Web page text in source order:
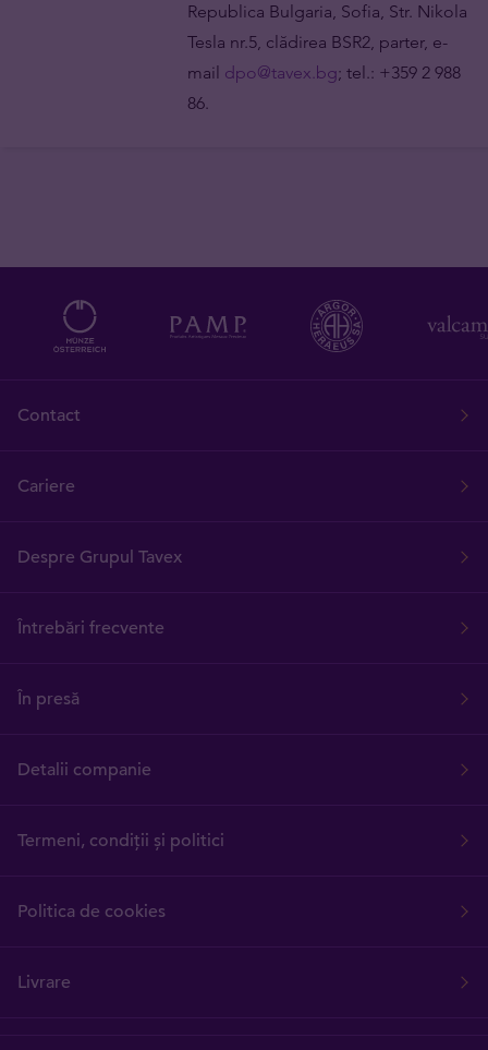
Republica Bulgaria, Sofia, Str. Nikola
Tesla nr.5, clădirea BSR2, parter, e-
mail dpo@tavex.bg; tel.: +359 2 988
86.
Contact
Cariere
Despre Grupul Tavex
Întrebări frecvente
În presă
Detalii companie
Termeni, condiții și politici
Politica de cookies
Livrare